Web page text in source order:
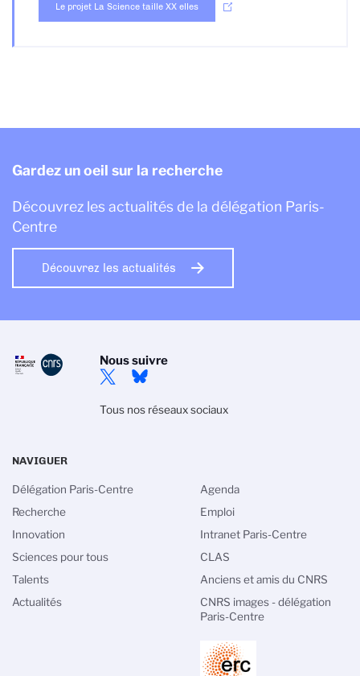
Le projet La Science taille XX elles
Gardez un oeil sur la recherche
Découvrez les actualités de la délégation Paris-
Centre
Découvrez les actualités
Nous suivre
Tous nos réseaux sociaux
NAVIGUER
Délégation Paris-Centre
Recherche
Innovation
Sciences pour tous
Talents
Actualités
Agenda
Emploi
Intranet Paris-Centre
CLAS
Anciens et amis du CNRS
CNRS images - délégation
Paris-Centre